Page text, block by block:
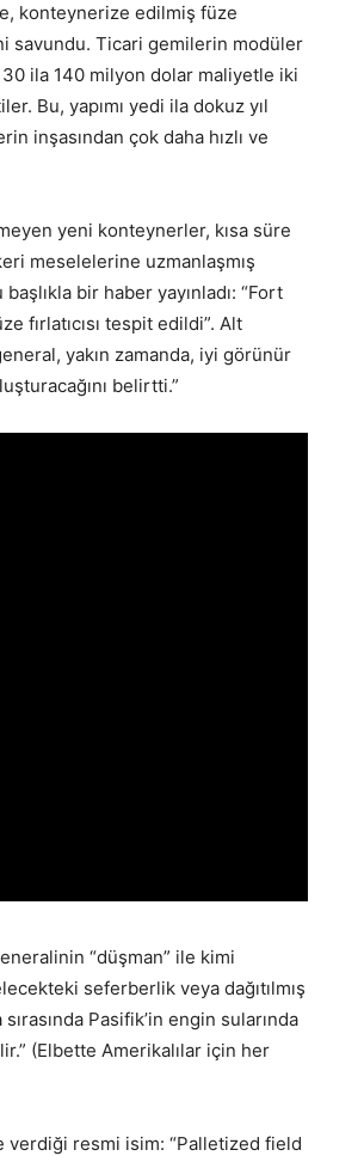
konteynerize edilmiş füze
savundu. Ticari gemilerin modüler
ila 140 milyon dolar maliyetle iki
Bu, yapımı yedi ila dokuz yıl
inşasından çok daha hızlı ve
yeni konteynerler, kısa süre
meselelerine uzmanlaşmış
bir haber yayınladı: “Fort
fırlatıcısı tespit edildi”. Alt
yakın zamanda, iyi görünür
belirtti.”
“düşman” ile kimi
seferberlik veya dağıtılmış
Pasifik’in engin sularında
(Elbette Amerikalılar için her
verdiği resmi isim: “Palletized field